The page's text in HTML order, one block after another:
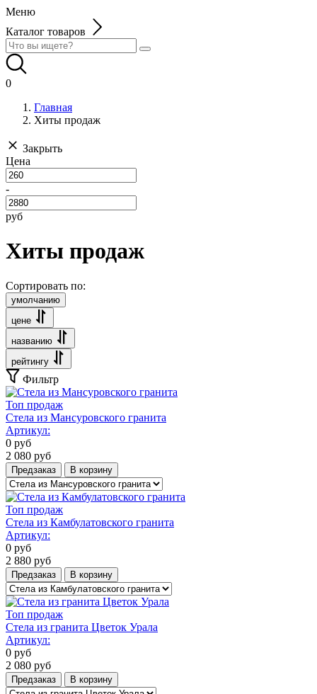
Меню
Каталог товаров
0
Главная
Хиты продаж
Закрыть
Цена
-
руб
Хиты продаж
Сортировать по:
умолчанию
цене
названию
рейтингу
Фильтр
Топ продаж
Стела из Мансуровского гранита
Артикул:
0 руб
2 080 руб
Предзаказ В корзину
Топ продаж
Стела из Камбулатовского гранита
Артикул:
0 руб
2 880 руб
Предзаказ В корзину
Топ продаж
Стела из гранита Цветок Урала
Артикул:
0 руб
2 080 руб
Предзаказ В корзину